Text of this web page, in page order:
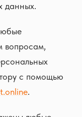
данных.
вопросам,
с помощью
.